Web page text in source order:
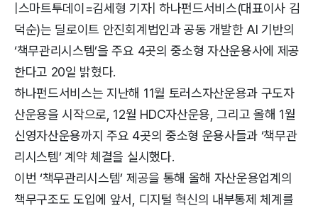
|스마트투데이=김세형 기자| 하나펀드서비스(대표이사 김
덕순)는 딜로이트 안진회계법인과 공동 개발한 AI 기반의
‘책무관리시스템’을 주요 4곳의 중소형 자산운용사에 제공
한다고 20일 밝혔다.
하나펀드서비스는 지난해 11월 토러스자산운용과 구도자
산운용을 시작으로, 12월 HDC자산운용, 그리고 올해 1월
신영자산운용까지 주요 4곳의 중소형 운용사들과 ‘책무관
리시스템’ 계약 체결을 실시했다.
이번 ‘책무관리시스템’ 제공을 통해 올해 자산운용업계의
책무구조도 도입에 앞서, 디지털 혁신의 내부통제 체계를